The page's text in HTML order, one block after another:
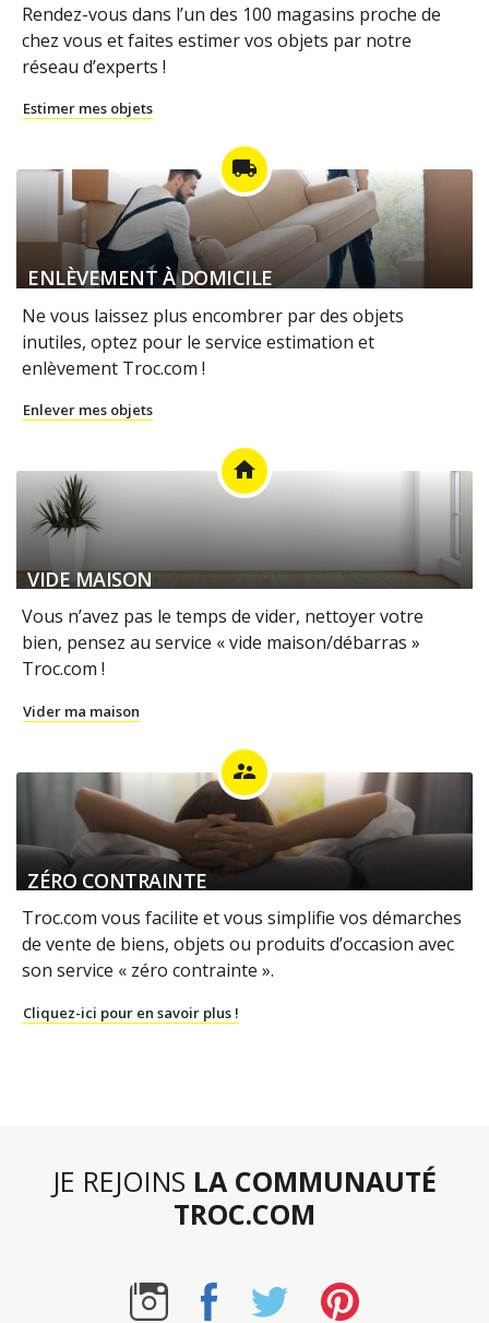
Rendez-vous dans l’un des 100 magasins proche de
chez vous et faites estimer vos objets par notre
réseau d’experts !
Estimer mes objets
local_shipping
ENLÈVEMENT À DOMICILE
Ne vous laissez plus encombrer par des objets
inutiles, optez pour le service estimation et
enlèvement Troc.com !
Enlever mes objets
home
VIDE MAISON
Vous n’avez pas le temps de vider, nettoyer votre
bien, pensez au service « vide maison/débarras »
Troc.com !
Vider ma maison
supervisor_account
ZÉRO CONTRAINTE
Troc.com vous facilite et vous simplifie vos démarches
de vente de biens, objets ou produits d’occasion avec
son service « zéro contrainte ».
Cliquez-ici pour en savoir plus !
JE REJOINS LA COMMUNAUTÉ
TROC.COM